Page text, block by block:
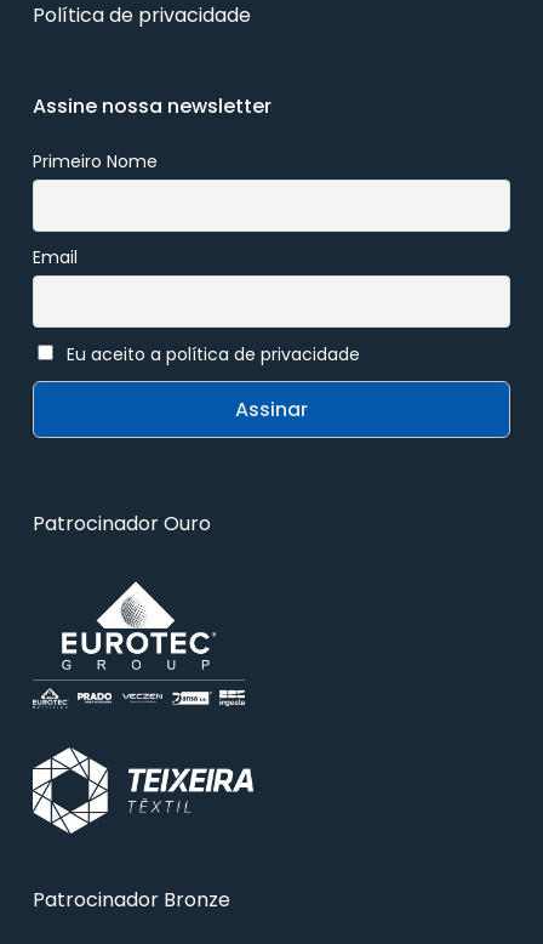
Política de privacidade
Assine nossa newsletter
Primeiro Nome
Email
Eu aceito a política de privacidade
Patrocinador Ouro
Patrocinador Bronze